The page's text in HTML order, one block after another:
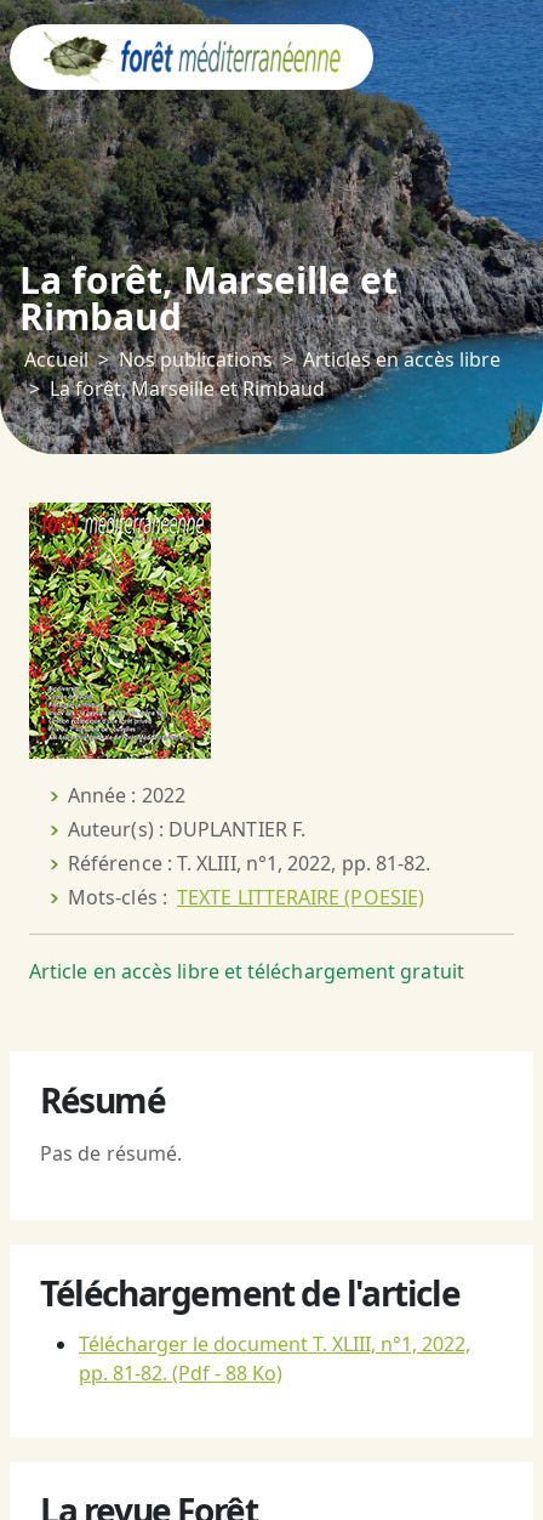
La forêt, Marseille et
Rimbaud
Accueil Nos publications
Articles en accès libre
La forêt, Marseille et Rimbaud
Année : 2022
Auteur(s) : DUPLANTIER F.
Référence : T. XLIII, n°1, 2022, pp. 81-82.
Mots-clés :TEXTE LITTERAIRE (POESIE)
Article en accès libre et téléchargement gratuit
Résumé
Pas de résumé.
Téléchargement de l'article
Télécharger le document T. XLIII, n°1, 2022,
pp. 81-82. (Pdf - 88 Ko)
Panneau de gestion des cookies